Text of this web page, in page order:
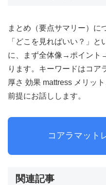
まとめ（要点サマリー）に
「どこを見ればいい？」
に、まず全体像→ポイント
ります。キーワードはコア
厚さ 効果 mattress メリッ
前提にお話しします。
AIPW-
model=gpt-
mini;
コアラマット
関連記事